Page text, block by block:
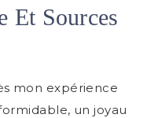
Et Sources
mon expérience
un joyau